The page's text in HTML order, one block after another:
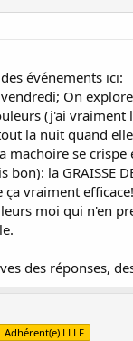
événements ici:
On
(j'ai vraiment
la nuit quand
machoire se crispe
la GRAISSE
vraiment
moi qui n'en
des réponses,
Adhérent(e) LLLF